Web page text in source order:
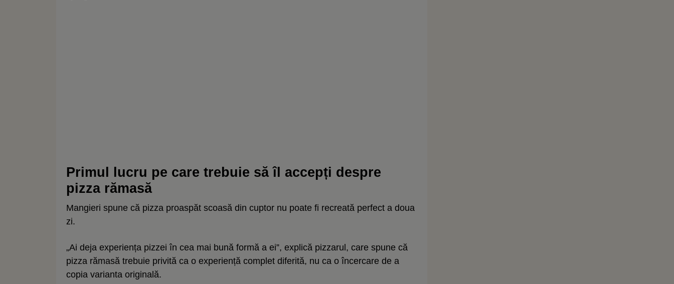
Primul lucru pe care trebuie să îl accepți despre
pizza rămasă
Mangieri spune că pizza proaspăt scoasă din cuptor nu poate fi recreată perfect a doua
zi.
„Ai deja experiența pizzei în cea mai bună formă a ei”, explică pizzarul, care spune că
pizza rămasă trebuie privită ca o experiență complet diferită, nu ca o încercare de a
copia varianta originală.